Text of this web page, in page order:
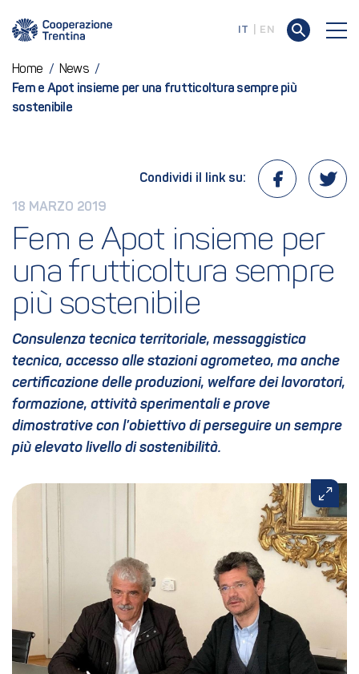
IT EN
Home / News /
Fem e Apot insieme per una frutticoltura sempre più
sostenibile
18 MARZO 2019
Condividi il link su:
Fem e Apot insieme per
una frutticoltura sempre
più sostenibile
Consulenza tecnica territoriale, messaggistica
tecnica, accesso alle stazioni agrometeo, ma anche
certificazione delle produzioni, welfare dei lavoratori,
formazione, attività sperimentali e prove
dimostrative con l’obiettivo di perseguire un sempre
più elevato livello di sostenibilità.